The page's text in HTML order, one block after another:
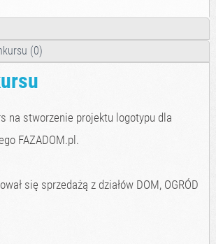
(0)
na stworzenie projektu logotypu dla
FAZADOM.pl.
się sprzedażą z działów DOM, OGRÓD